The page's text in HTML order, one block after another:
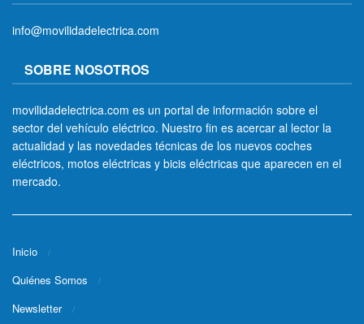
info@movilidadelectrica.com
SOBRE NOSOTROS
movilidadelectrica.com es un portal de información sobre el
sector del vehículo eléctrico. Nuestro fin es acercar al lector la
actualidad y las novedades técnicas de los nuevos coches
eléctricos, motos eléctricas y bicis eléctricas que aparecen en el
mercado.
Inicio
Quiénes Somos
Newsletter